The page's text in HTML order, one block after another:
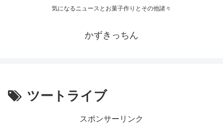
気になるニュースとお菓子作りとその他諸々
かずきっちん
ツートライブ
スポンサーリンク